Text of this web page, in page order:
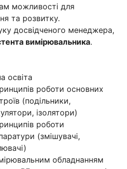
можливості для
та розвитку.
досвідченого менеджера,
вимірювальника.
освіта
роботи основних
(подільники,
ізолятори)
роботи
(змішувачі,
обладнанням